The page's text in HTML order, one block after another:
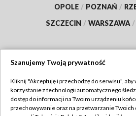
OPOLE / POZNAŃ /
SZCZECIN / WARSZAWA /
TVP
Abonament TVP
Regulamin
Szanujemy Twoją prywatność
Kliknij "Akceptuję i przechodzę do serwisu", aby
korzystanie z technologii automatycznego
dostęp do informacji na Twoim urządzeniu
przechowywanie oraz na przetwarzanie Twoich